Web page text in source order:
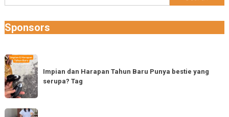
for:
Sponsors
Impian
dan
Harapan
Tahun
Baru
Impian dan Harapan Tahun Baru Punya bestie yang
serupa? Tag
Vespa